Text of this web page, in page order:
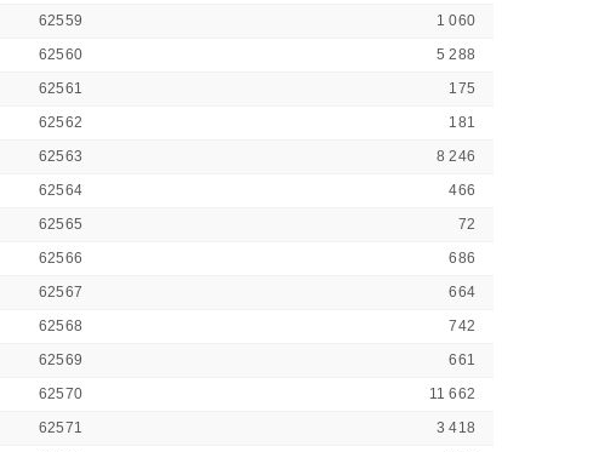
62559
1 060
62560
5 288
62561
175
62562
181
62563
8 246
62564
466
62565
72
62566
686
62567
664
62568
742
62569
661
62570
11 662
62571
3 418